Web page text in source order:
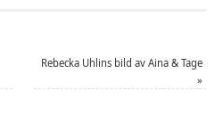
Rebecka Uhlins bild av Aina & Tage
»